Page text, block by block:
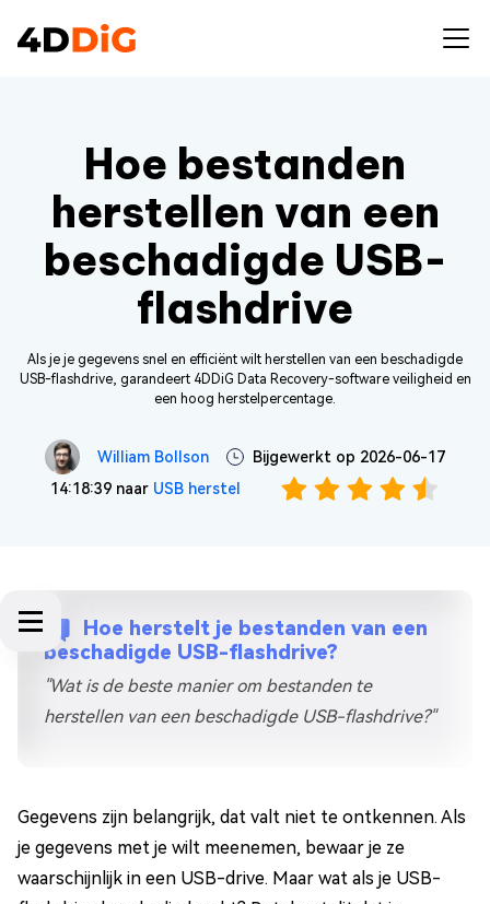
Hoe bestanden
herstellen van een
beschadigde USB-
flashdrive
Als je je gegevens snel en efficiënt wilt herstellen van een beschadigde
USB-flashdrive, garandeert 4DDiG Data Recovery-software veiligheid en
een hoog herstelpercentage.
William Bollson
Bijgewerkt op 2026-06-17
14:18:39 naar USB herstel
Hoe herstelt je bestanden van een
beschadigde USB-flashdrive?
"Wat is de beste manier om bestanden te
herstellen van een beschadigde USB-flashdrive?"
Gegevens zijn belangrijk, dat valt niet te ontkennen. Als
je gegevens met je wilt meenemen, bewaar je ze
waarschijnlijk in een USB-drive. Maar wat als je USB-